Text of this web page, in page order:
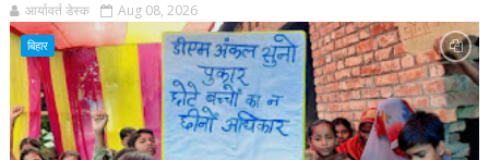
आर्यावर्त डेस्क Aug 08, 2026
बिहार